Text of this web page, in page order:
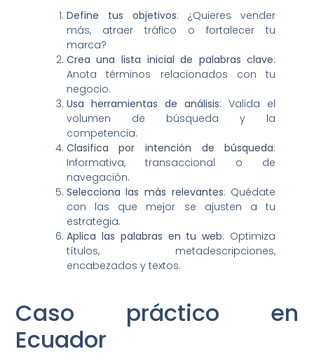
Define tus objetivos: ¿Quieres vender
más, atraer tráfico o fortalecer tu
marca?
Crea una lista inicial de palabras clave:
Anota términos relacionados con tu
negocio.
Usa herramientas de análisis: Valida el
volumen de búsqueda y la
competencia.
Clasifica por intención de búsqueda:
Informativa, transaccional o de
navegación.
Selecciona las más relevantes: Quédate
con las que mejor se ajusten a tu
estrategia.
Aplica las palabras en tu web: Optimiza
títulos, metadescripciones,
encabezados y textos.
Caso práctico en
Ecuador